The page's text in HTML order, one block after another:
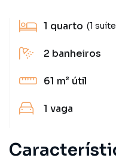
1 quarto (1
2 banheiros
61 m² útil
1 vaga